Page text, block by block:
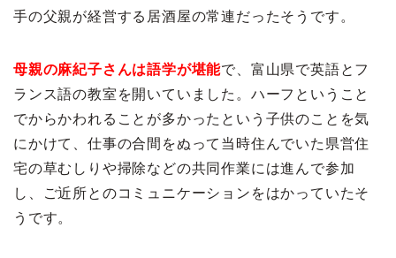
手の父親が経営する居酒屋の常連だったそうです。
母親の麻紀子さんは語学が堪能で、富山県で英語とフ
ランス語の教室を開いていました。ハーフということ
でからかわれることが多かったという子供のことを気
にかけて、仕事の合間をぬって当時住んでいた県営住
宅の草むしりや掃除などの共同作業には進んで参加
し、ご近所とのコミュニケーションをはかっていたそ
うです。